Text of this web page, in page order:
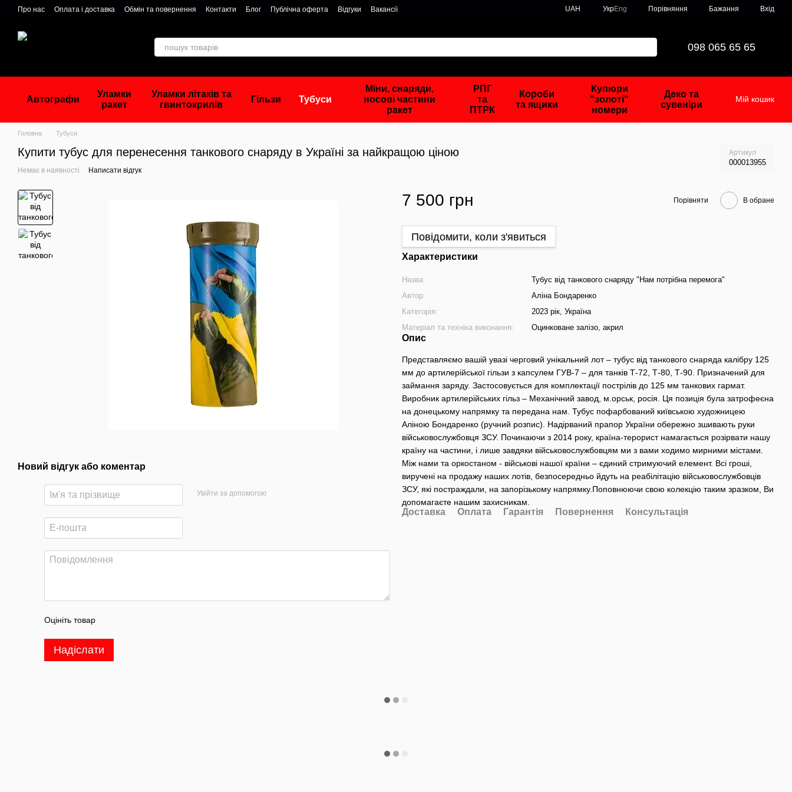
Перейти до основного контенту
Про нас Оплата і доставка Обмін та повернення Контакти Блог Публічна оферта Відгуки Вакансії UAH УкрEng Порівняння Бажання Вхід
098 065 65 65
Автографи
Уламки
ракет
Уламки літаків та
гвинтокрилів
Гільзи Тубуси
Міни, снаряди,
носові частини
ракет
РПГ
та
ПТРК
Короби
та ящики
Купюри
"золоті"
номери
Деко та
сувеніри
Мій кошик
Головна Тубуси
Купити тубус для перенесення танкового снаряду в Україні за найкращою ціною Артикул
000013955
Немає в наявності Написати відгук
Новий відгук або коментар
Увійти за допомогою
Оцініть товар
Надіслати
7 500 грн Порівняти В обране
Повідомити, коли з'явиться
Характеристики
Назва:
Тубус від танкового снаряду "Нам потрібна перемога"
Автор:
Аліна Бондаренко
Категорія:
2023 рік, Україна
Матеріал та техніка виконання:
Оцинковане залізо, акрил
Опис
Представляємо вашій увазі черговий унікальний лот – тубус від танкового снаряда калібру 125
мм до артилерійської гільзи з капсулем ГУВ-7 – для танків Т-72, ​​Т-80, Т-90. Призначений для
займання заряду. Застосовується для комплектації пострілів до 125 мм танкових гармат.
Виробник артилерійських гільз – Механічний завод, м.орськ, росія. Ця позиція була затрофеєна
на донецькому напрямку та передана нам. Тубус пофарбований київською художницею
Аліною Бондаренко (ручний розпис). Надірваний прапор України обережно зшивають руки
військовослужбовця ЗСУ. Починаючи з 2014 року, країна-терорист намагається розірвати нашу
країну на частини, і лише завдяки військовослужбовцям ми з вами ходимо мирними містами.
Між нами та оркостаном - військові нашої країни – єдиний стримуючий елемент. Всі гроші,
виручені на продажу наших лотів, безпосередньо йдуть на реабілітацію військовослужбовців
ЗСУ, які постраждали, на запорізькому напрямку.Поповнюючи свою колекцію таким зразком, Ви
допомагаєте нашим захисникам.
Доставка Оплата Гарантія Повернення Консультація